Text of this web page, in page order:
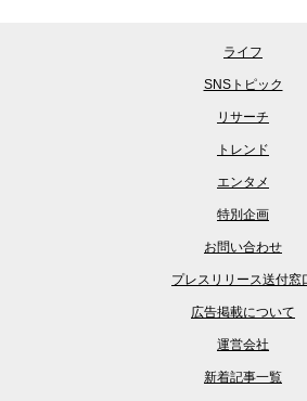
ライフ
SNSトピック
リサーチ
トレンド
エンタメ
特別企画
お問い合わせ
プレスリリース送付窓
広告掲載について
運営会社
新着記事一覧